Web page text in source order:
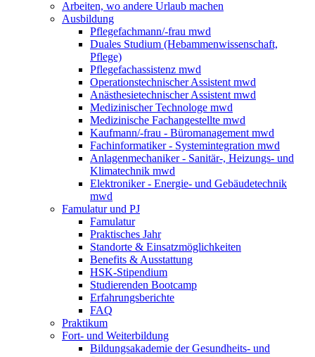
Arbeiten, wo andere Urlaub machen
Ausbildung
Pflegefachmann/-frau mwd
Duales Studium (Hebammenwissenschaft,
Pflege)
Pflegefachassistenz mwd
Operationstechnischer Assistent mwd
Anästhesietechnischer Assistent mwd
Medizinischer Technologe mwd
Medizinische Fachangestellte mwd
Kaufmann/-frau - Büromanagement mwd
Fachinformatiker - Systemintegration mwd
Anlagenmechaniker - Sanitär-, Heizungs- und
Klimatechnik mwd
Elektroniker - Energie- und Gebäudetechnik
mwd
Famulatur und PJ
Famulatur
Praktisches Jahr
Standorte & Einsatzmöglichkeiten
Benefits & Ausstattung
HSK-Stipendium
Studierenden Bootcamp
Erfahrungsberichte
FAQ
Praktikum
Fort- und Weiterbildung
Bildungsakademie der Gesundheits- und